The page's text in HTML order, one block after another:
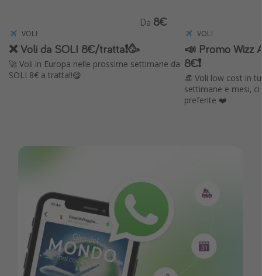
Calendario di viaggio
Festività del 2026
Città più visitate
VOLI
❌ Voli da SOLI 8€/tratta❗️🥳
🚀 Voli in Europa nelle prossime settimane da
SOLI 8€ a tratta!!😋
Da 8€
VOLI
📣 Promo Wizz
8€❗️
👒 Voli low cost in
settimane e mesi,
preferite ❤️